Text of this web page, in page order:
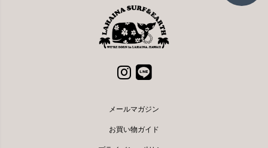
メールマガジン
お買い物ガイド